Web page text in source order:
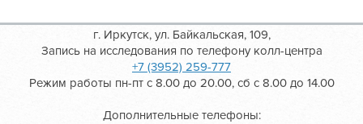
г. Иркутск, ул. Байкальская, 109,
Запись на исследования по телефону колл-центра
+7 (3952) 259-777
Режим работы пн-пт с 8.00 до 20.00, сб с 8.00 до 14.00
Дополнительные телефоны: